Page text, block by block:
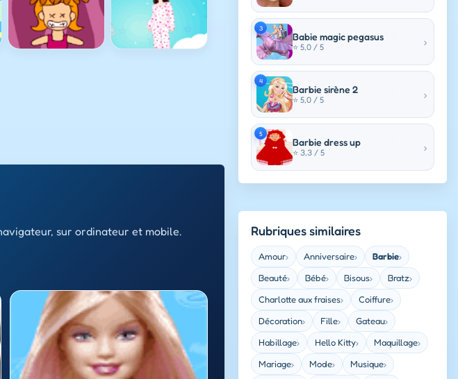
sur ordinateur et mobile.
3
Babie magic pegasus
⭐ 5,0 / 5 ›
4
Barbie sirène 2
⭐ 5,0 / 5 ›
5
Barbie dress up
⭐ 3,3 / 5 ›
Rubriques similaires
Amour› Anniversaire› Barbie›
Beauté› Bébé› Bisous› Bratz›
Charlotte aux fraises› Coiffure›
Décoration› Fille› Gateau›
Habillage› Hello Kitty› Maquillage›
Mariage› Mode› Musique›